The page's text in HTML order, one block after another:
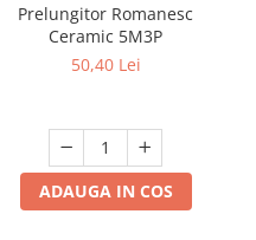
Prelungitor Romanesc
Ceramic 5M3P
50,40 Lei
ADAUGA IN COS